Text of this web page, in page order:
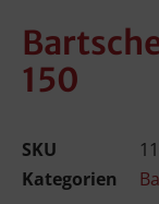
150
SKU
Kategorien